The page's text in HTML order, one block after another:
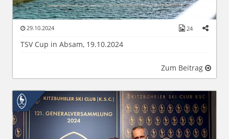
29.10.2024 24
TSV Cup in Absam, 19.10.2024
Zum Beitrag